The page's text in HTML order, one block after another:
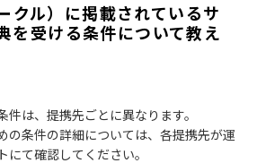
クル）に掲載されているサ
を受ける条件について教え
件は、提携先ごとに異なります。
の条件の詳細については、各提携先が運
にて確認してください。